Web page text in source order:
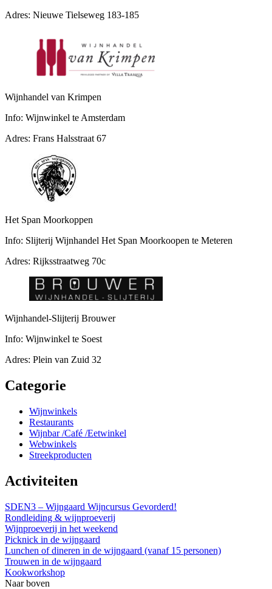
Adres: Nieuwe Tielseweg 183-185
Wijnhandel van Krimpen
Info: Wijnwinkel te Amsterdam
Adres: Frans Halsstraat 67
Het Span Moorkoppen
Info: Slijterij Wijnhandel Het Span Moorkoopen te Meteren
Adres: Rijksstraatweg 70c
Wijnhandel-Slijterij Brouwer
Info: Wijnwinkel te Soest
Adres: Plein van Zuid 32
Categorie
Wijnwinkels
Restaurants
Wijnbar /Café /Eetwinkel
Webwinkels
Streekproducten
Activiteiten
SDEN3 – Wijngaard Wijncursus Gevorderd!
Rondleiding & wijnproeverij
Wijnproeverij in het weekend
Picknick in de wijngaard
Lunchen of dineren in de wijngaard (vanaf 15 personen)
Trouwen in de wijngaard
Kookworkshop
Naar boven